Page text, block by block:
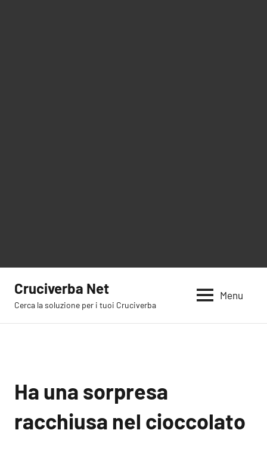
contenuto
Cruciverba Net
Cerca la soluzione per i tuoi Cruciverba
Menu
Ha una sorpresa
racchiusa nel cioccolato